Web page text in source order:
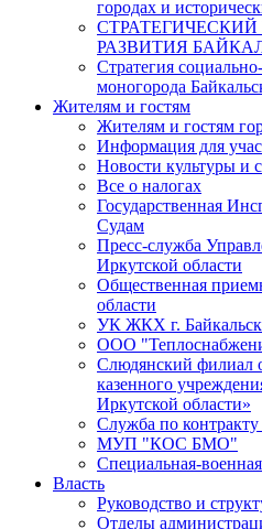
городах и
РАЗВИТИЯ
Стратегия
моногорода
Жителям и гостям
Жителям и гостям
Информация для
Новости культуры и
Все о налогах
Государственная
Судам
Пресс-служба
Иркутской области
Общественная
области
УК ЖКХ г.
ООО
Слюдянский филиал
казенного
Иркутской области»
Служба по
МУП "КОС БМО"
Специальная-
Власть
Руководство и
Отделы